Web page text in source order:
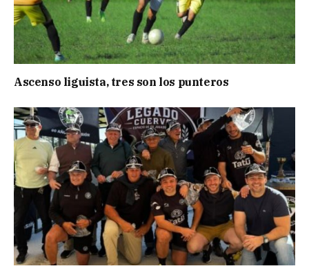
Ascenso liguista, tres son los punteros